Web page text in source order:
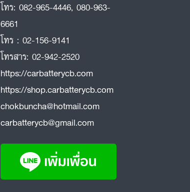
โทร: 082-965-4446, 080-963-
6661
โทร : 02-156-9141
โทรสาร: 02-942-2520
https://carbatterycb.com
https://shop.carbatterycb.com
chokbuncha@hotmail.com
carbatterycb@gmail.com